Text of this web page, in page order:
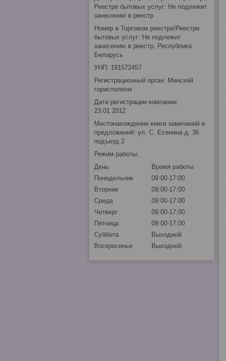
Реестре бытовых услуг: Не подлежит
занесению в реестр
Номер в Торговом реестре/Реестре
бытовых услуг: Не подлежит
занесению в реестр, Республика
Беларусь
УНП: 191572457
Регистрационный орган: Минский
горисполком
Дата регистрации компании:
23.01.2012
Местонахождение книги замечаний и
предложений: ул. С. Есенина д. 36
подъезд 2
Режим работы:
День
Время работы
Понедельник
09:00-17:00
Вторник
09:00-17:00
Среда
09:00-17:00
Четверг
09:00-17:00
Пятница
09:00-17:00
Суббота
Выходной
Воскресенье
Выходной